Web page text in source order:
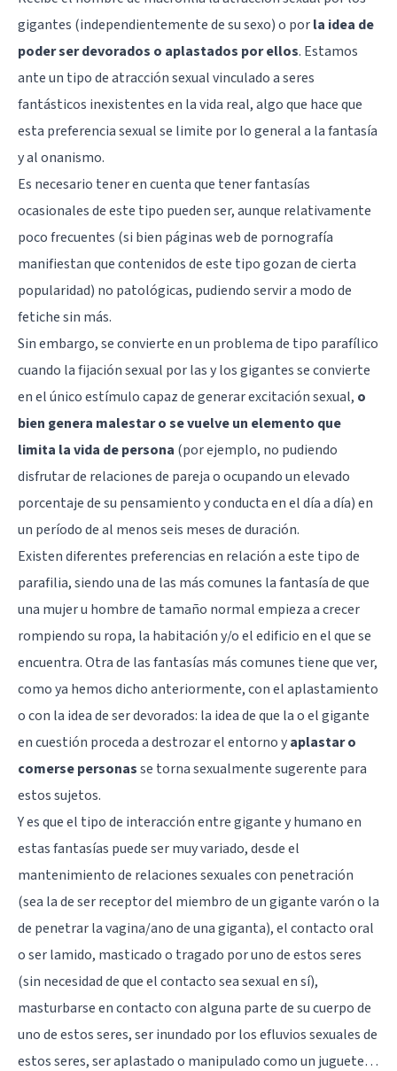
gigantes (independientemente de su sexo) o porla idea de
poder ser devorados o aplastados por ellos. Estamos
ante un tipo de atracción sexual vinculado a seres
fantásticos inexistentes en la vida real, algo que hace que
esta preferencia sexual se limite por lo general a la fantasía
y al onanismo.
Es necesario tener en cuenta que tener fantasías
ocasionales de este tipo pueden ser, aunque relativamente
poco frecuentes (si bien páginas web de pornografía
manifiestan que contenidos de este tipo gozan de cierta
popularidad) no patológicas, pudiendo servir a modo de
fetiche sin más.
Sin embargo, se convierte en un problema de tipo parafílico
cuando la fijación sexual por las y los gigantes se convierte
en el único estímulo capaz de generar excitación sexual, o
bien genera malestar o se vuelve un elemento que
limita la vida de persona (por ejemplo, no pudiendo
disfrutar de relaciones de pareja o ocupando un elevado
porcentaje de su pensamiento y conducta en el día a día) en
un período de al menos seis meses de duración.
Existen diferentes preferencias en relación a este tipo de
parafilia, siendo una de las más comunes la fantasía de que
una mujer u hombre de tamaño normal empieza a crecer
rompiendo su ropa, la habitación y/o el edificio en el que se
encuentra. Otra de las fantasías más comunes tiene que ver,
como ya hemos dicho anteriormente, con el aplastamiento
o con la idea de ser devorados: la idea de que la o el gigante
en cuestión proceda a destrozar el entorno yaplastar o
comerse personasse torna sexualmente sugerente para
estos sujetos.
Y es que el tipo de interacción entre gigante y humano en
estas fantasías puede ser muy variado, desde el
mantenimiento de relaciones sexuales con penetración
(sea la de ser receptor del miembro de un gigante varón o la
de penetrar la vagina/ano de una giganta), el contacto oral
o ser lamido, masticado o tragado por uno de estos seres
(sin necesidad de que el contacto sea sexual en sí),
masturbarse en contacto con alguna parte de su cuerpo de
uno de estos seres, ser inundado por los efluvios sexuales de
estos seres, ser aplastado o manipulado como un juguete…